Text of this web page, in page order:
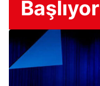
Başlıyor